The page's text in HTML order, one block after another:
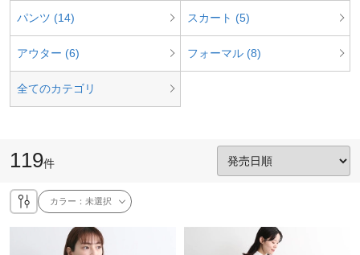
パンツ (14) スカート (5)
アウター (6) フォーマル (8)
全てのカテゴリ
119件
カラー：未選択